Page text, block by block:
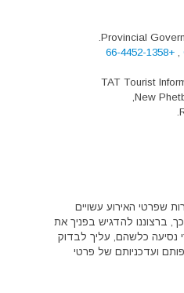
Provincial
,
+66-4452-1358
TAT Tourist
שפרטי האירוע עשויים
ברצוננו להדגיש בפניך את
נסיעה כלשהם, עליך לבדוק
ועדכניותם של פרטי